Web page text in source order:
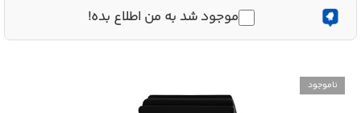
موجود شد به من اطلاع بده!
ناموجود